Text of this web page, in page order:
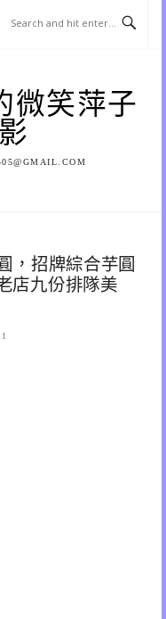
微笑萍子
，招牌綜合芋圓
店九份排隊美